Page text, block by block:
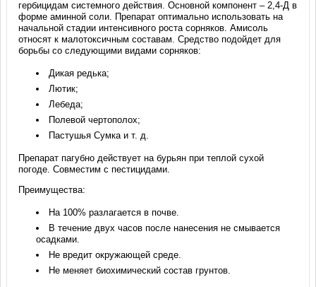
гербицидам системного действия. Основной компонент – 2,4-Д в
форме аминной соли. Препарат оптимально использовать на
начальной стадии интенсивного роста сорняков. Амисоль
относят к малотоксичным составам. Средство подойдет для
борьбы со следующими видами сорняков:
Дикая редька;
Лютик;
Лебеда;
Полевой чертополох;
Пастушья Сумка и т. д.
Препарат пагубно действует на бурьян при теплой сухой
погоде. Совместим с пестицидами.
Преимущества:
На 100% разлагается в почве.
В течение двух часов после нанесения не смывается
осадками.
Не вредит окружающей среде.
Не меняет биохимический состав грунтов.